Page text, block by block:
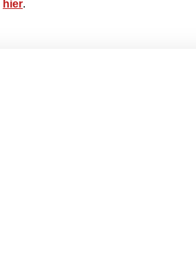
hier.